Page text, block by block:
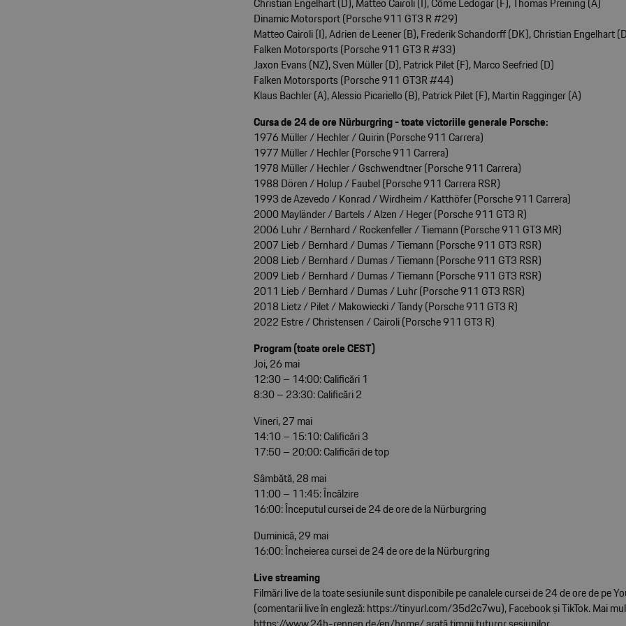
Dinamic Motorsport (Porsche 911 GT3 R #29)
Matteo Cairoli (I), Adrien de Leener (B), Frederik Schandorff (DK), Christian Engelhart
Falken Motorsports (Porsche 911 GT3 R #33)
Jaxon Evans (NZ), Sven Müller (D), Patrick Pilet (F), Marco Seefried (D)
Falken Motorsports (Porsche 911 GT3R #44)
Klaus Bachler (A), Alessio Picariello (B), Patrick Pilet (F), Martin Ragginger (A)
Cursa de 24 de ore Nürburgring - toate victoriile generale Porsche:
1976 Müller / Hechler / Quirin (Porsche 911 Carrera)
1977 Müller / Hechler (Porsche 911 Carrera)
1978 Müller / Hechler / Gschwendtner (Porsche 911 Carrera)
1988 Dören / Holup / Faubel (Porsche 911 Carrera RSR)
1993 de Azevedo / Konrad / Wirdheim / Katthöfer (Porsche 911 Carrera)
2000 Mayländer / Bartels / Alzen / Heger (Porsche 911 GT3 R)
2006 Luhr / Bernhard / Rockenfeller / Tiemann (Porsche 911 GT3 MR)
2007 Lieb / Bernhard / Dumas / Tiemann (Porsche 911 GT3 RSR)
2008 Lieb / Bernhard / Dumas / Tiemann (Porsche 911 GT3 RSR)
2009 Lieb / Bernhard / Dumas / Tiemann (Porsche 911 GT3 RSR)
2011 Lieb / Bernhard / Dumas / Luhr (Porsche 911 GT3 RSR)
2018 Lietz / Pilet / Makowiecki / Tandy (Porsche 911 GT3 R)
2022 Estre / Christensen / Cairoli (Porsche 911 GT3 R)
Program (toate orele CEST)
Joi, 26 mai
12:30 – 14:00: Calificări 1
8:30 – 23:30: Calificări 2
Vineri, 27 mai
14:10 – 15:10: Calificări 3
17:50 – 20:00: Calificări de top
Sâmbătă, 28 mai
11:00 – 11:45: Încălzire
16:00: Începutul cursei de 24 de ore de la Nürburgring
Duminică, 29 mai
16:00: Încheierea cursei de 24 de ore de la Nürburgring
Live streaming
Filmări live de la toate sesiunile sunt disponibile pe canalele cursei de 24 de ore de pe
(comentarii live în engleză:https://tinyurl.com/35d2c7wu), Facebook și TikTok. Mai